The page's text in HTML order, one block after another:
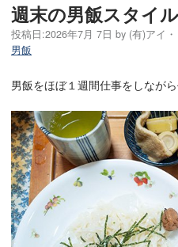
週末の男飯スタイル
投稿日:2026年7月 7日 by (有)アイ
男飯
男飯をほぼ１週間仕事をしながら